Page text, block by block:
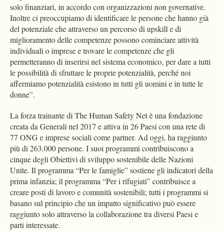
solo finanziari, in accordo con organizzazioni non governative.
Inoltre ci preoccupiamo di identificare le persone che hanno già
del potenziale che attraverso un percorso di upskill e di
miglioramento delle competenze possono cominciare attività
individuali o imprese e trovare le competenze che gli
permetteranno di inserirsi nel sistema economico, per dare a tutti
le possibilità di sfruttare le proprie potenzialità, perché noi
affermiamo potenzialità esistono in tutti gli uomini e in tutte le
donne”.
La forza trainante di The Human Safety Net è una fondazione
creata da Generali nel 2017 e attiva in 26 Paesi con una rete di
77 ONG e imprese sociali come partner. Ad oggi, ha raggiunto
più di 263.000 persone. I suoi programmi contribuiscono a
cinque degli Obiettivi di sviluppo sostenibile delle Nazioni
Unite. Il programma “Per le famiglie” sostiene gli indicatori della
prima infanzia; il programma “Per i rifugiati” contribuisce a
creare posti di lavoro e comunità sostenibili; tutti i programmi si
basano sul principio che un impatto significativo può essere
raggiunto solo attraverso la collaborazione tra diversi Paesi e
parti interessate.